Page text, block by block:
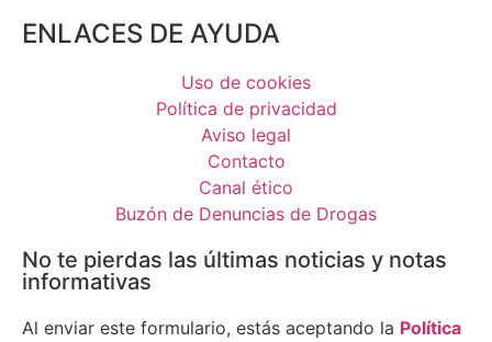
ENLACES DE AYUDA
Uso de cookies
Política de privacidad
Aviso legal
Contacto
Canal ético
Buzón de Denuncias de Drogas
No te pierdas las últimas noticias y notas
informativas
Al enviar este formulario, estás aceptando la Política